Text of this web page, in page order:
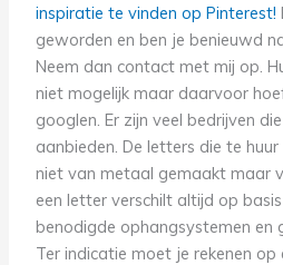
inspiratie te vinden op Pinterest!
geworden en ben je benieuwd
Neem dan contact met mij op.
niet mogelijk maar daarvoor
googlen. Er zijn veel bedrijven
aanbieden. De letters die te
niet van metaal gemaakt maar
een letter verschilt altijd op
benodigde ophangsystemen en
Ter indicatie moet je rekenen